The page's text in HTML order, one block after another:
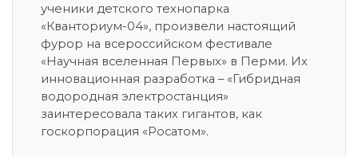
ученики детского технопарка
«Кванториум-04», произвели настоящий
фурор на всероссийском фестивале
«Научная вселенная Первых» в Перми. Их
инновационная разработка – «Гибридная
водородная электростанция»
заинтересовала таких гигантов, как
госкорпорация «Росатом».